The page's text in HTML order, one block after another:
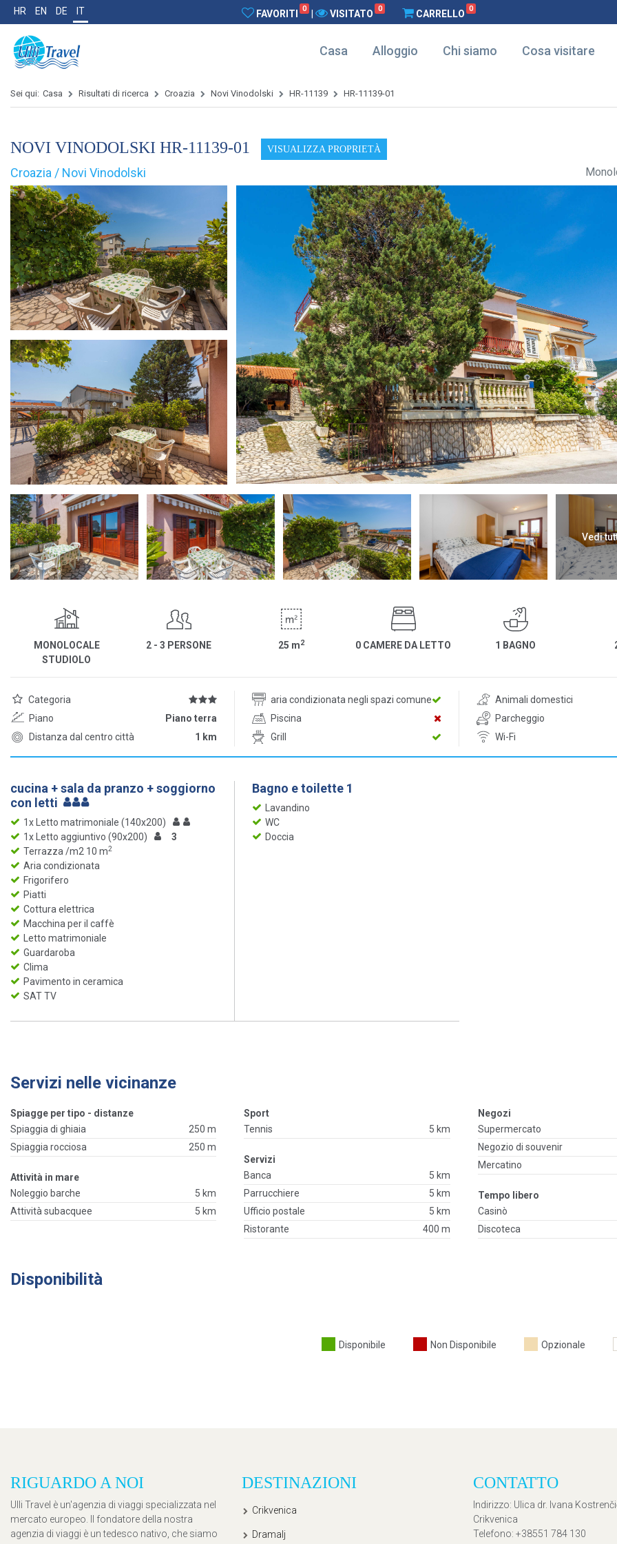
HR EN DE IT FAVORITI 0 VISITATO 0 CARRELLO 0
Casa Alloggio Chi siamo Cosa visitare
Sei qui: Casa Risultati di ricerca Croazia Novi Vinodolski HR-11139 HR-11139-01
NOVI VINODOLSKI HR-11139-01 VISUALIZZA PROPRIETÀ
Croazia / Novi Vinodolski
Vedi
MONOLOCALE
STUDIOLO
2 - 3 PERSONE 25 m2 0 CAMERE DA LETTO 1 BAGNO
Categoria aria condizionata negli spazi comune
Animali domestici
Piano
Piano terra Piscina
Parcheggio
Distanza dal centro città
1 km Grill Wi-Fi
cucina + sala da pranzo + soggiorno
con letti
1x Letto matrimoniale (140x200)
1x Letto aggiuntivo (90x200)
3
Terrazza /m2 10 m2
Aria condizionata
Frigorifero
Piatti
Cottura elettrica
Macchina per il caffè
Letto matrimoniale
Guardaroba
Clima
Pavimento in ceramica
SAT TV
Bagno e toilette 1
Lavandino
WC
Doccia
Servizi nelle vicinanze
Spiagge per tipo - distanze
Spiaggia di ghiaia
250 m
Spiaggia rocciosa
250 m
Attività in mare
Noleggio barche
5 km
Attività subacquee
5 km
Sport
Tennis
5 km
Servizi
Banca
5 km
Parrucchiere
5 km
Ufficio postale
5 km
Ristorante
400 m
Negozi
Supermercato
Negozio di souvenir
Mercatino
Tempo libero
Casinò
Discoteca
Disponibilità
Disponibile Non Disponibile Opzionale
RIGUARDO A NOI
Ulli Travel è un'agenzia di viaggi specializzata nel
mercato europeo. Il fondatore della nostra
agenzia di viaggi è un tedesco nativo, che siamo
DESTINAZIONI
Crikvenica
Dramalj
CONTATTO
Indirizzo: Ulica dr. Ivana
Crikvenica
Telefono: +38551 784 130